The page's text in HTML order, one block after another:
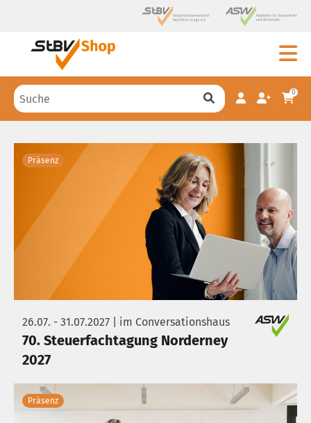
0
Präsenz
26.07. - 31.07.2027 | im Conversationshaus
70. Steuerfachtagung Norderney
2027
Präsenz